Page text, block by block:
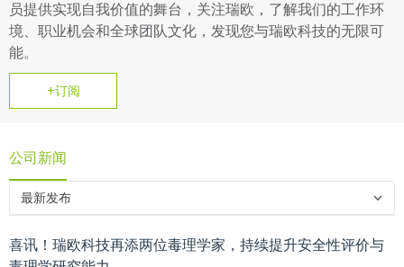
员提供实现自我价值的舞台，关注瑞欧，了解我们的工作环
境、职业机会和全球团队文化，发现您与瑞欧科技的无限可
能。
+订阅
公司新闻
最新发布
喜讯！瑞欧科技再添两位毒理学家，持续提升安全性评价与